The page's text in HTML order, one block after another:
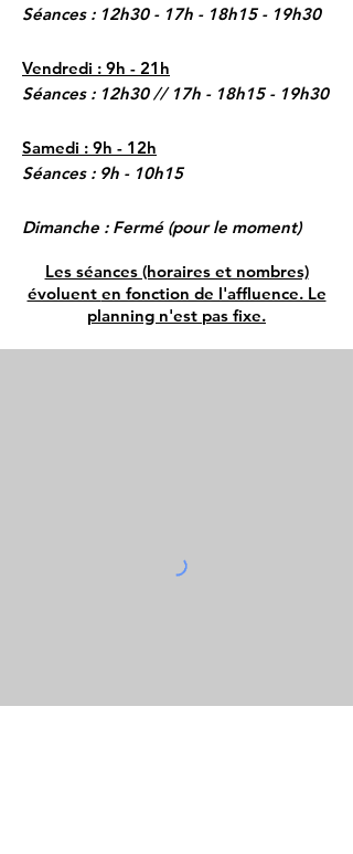
Séances : 12h30 - 17h - 18h15 - 19h30
Vendredi : 9h - 21h
Séances : 12h30 // 17h - 18h15 - 19h30
Samedi : 9h - 12h
Séances : 9h - 10h15
Dimanche : Fermé (pour le moment)
Les séances (horaires et nombres)
évoluent en fonction de l'affluence. Le
planning n'est pas fixe.